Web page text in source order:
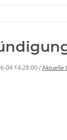
04 14:28:00/Aktuelle